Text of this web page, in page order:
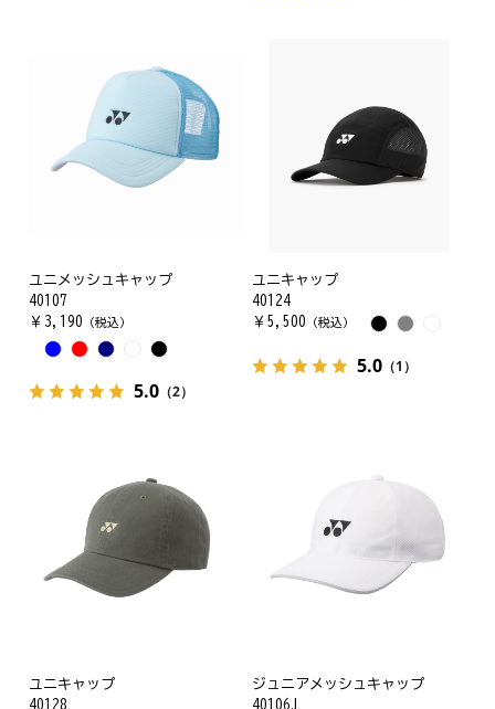
ユニメッシュキャップ
40107
￥ 3,190 （税込）
5.0 （2）
ユニキャップ
40124
￥ 5,500 （税込）
5.0（1）
ユニキャップ
40128
ジュニアメッシュキャップ
40106J